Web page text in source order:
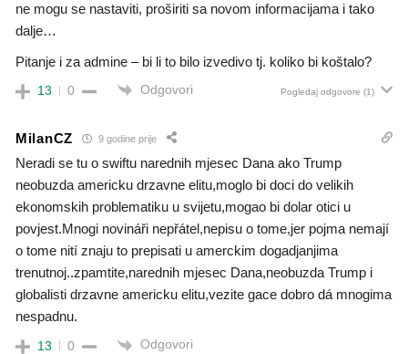
ne mogu se nastaviti, proširiti sa novom informacijama i tako
dalje…
Pitanje i za admine – bi li to bilo izvedivo tj. koliko bi koštalo?
13 0 Odgovori Pogledaj odgovore (1)
MilanCZ 9 godine prije
Neradi se tu o swiftu narednih mjesec Dana ako Trump
neobuzda americku drzavne elitu,moglo bi doci do velikih
ekonomskih problematiku u svijetu,mogao bi dolar otici u
povjest.Mnogi novináři nepřátel,nepisu o tome,jer pojma nemají
o tome nití znaju to prepisati u amerckim dogadjanjima
trenutnoj..zpamtite,narednih mjesec Dana,neobuzda Trump i
globalisti drzavne americku elitu,vezite gace dobro dá mnogima
nespadnu.
13 0 Odgovori